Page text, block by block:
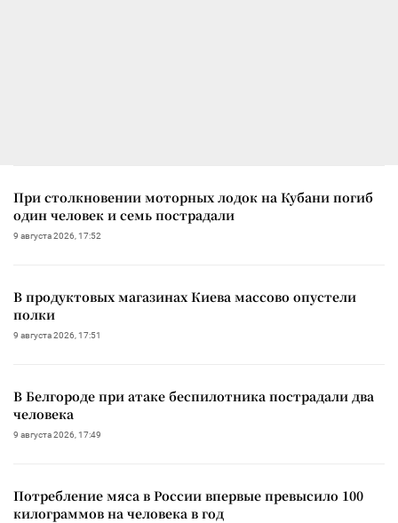
При столкновении моторных лодок на Кубани погиб
один человек и семь пострадали
9 августа 2026, 17:52
В продуктовых магазинах Киева массово опустели
полки
9 августа 2026, 17:51
В Белгороде при атаке беспилотника пострадали два
человека
9 августа 2026, 17:49
Потребление мяса в России впервые превысило 100
килограммов на человека в год